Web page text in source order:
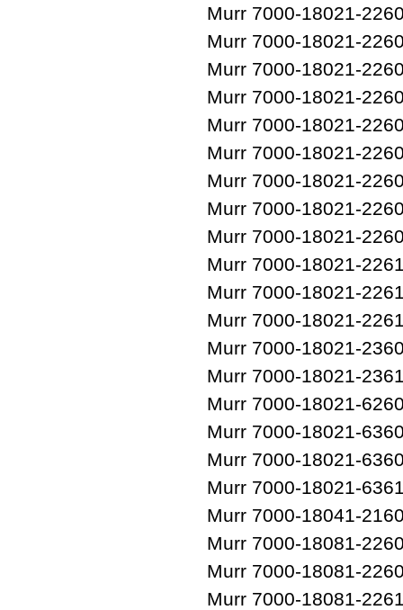
Murr 7000-18021-
Murr 7000-18021-
Murr 7000-18021-
Murr 7000-18021-
Murr 7000-18021-
Murr 7000-18021-
Murr 7000-18021-
Murr 7000-18021-
Murr 7000-18021-
Murr 7000-18021-
Murr 7000-18021-
Murr 7000-18021-
Murr 7000-18021-
Murr 7000-18021-
Murr 7000-18021-
Murr 7000-18021-
Murr 7000-18021-
Murr 7000-18021-
Murr 7000-18041-
Murr 7000-18081-
Murr 7000-18081-
Murr 7000-18081-